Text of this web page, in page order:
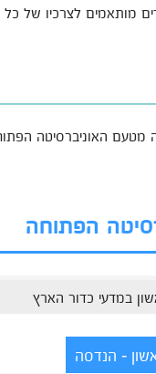
מותאמים לצרכיו של
מטעם האוניברסיטה
הפתוחה
במדעי כדור הארץ
- הנדסה